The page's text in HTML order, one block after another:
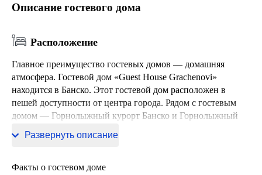
Описание гостевого дома
Расположение
Главное преимущество гостевых домов — домашняя
атмосфера. Гостевой дом «Guest House Grachenovi»
находится в Банско. Этот гостевой дом расположен в
пешей доступности от центра города. Рядом с гостевым
домом — Горнолыжный курорт Банско и Горнолыжный
Развернуть описание
Факты о гостевом доме